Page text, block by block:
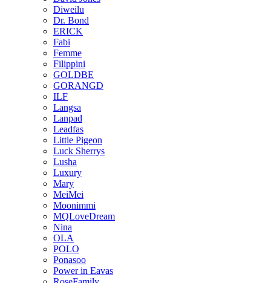
Diweilu
Dr. Bond
ERICK
Fabi
Femme
Filippini
GOLDBE
GORANGD
ILF
Langsa
Lanpad
Leadfas
Little Pigeon
Luck Sherrys
Lusha
Luxury
Mary
MeiMei
Moonimmi
MQLoveDream
Nina
OLA
POLO
Ponasoo
Power in Eavas